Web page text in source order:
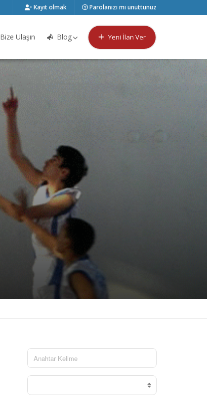
Kayıt olmak Parolanızı mı unuttunuz
Bize Ulaşın Blog Yeni İlan Ver